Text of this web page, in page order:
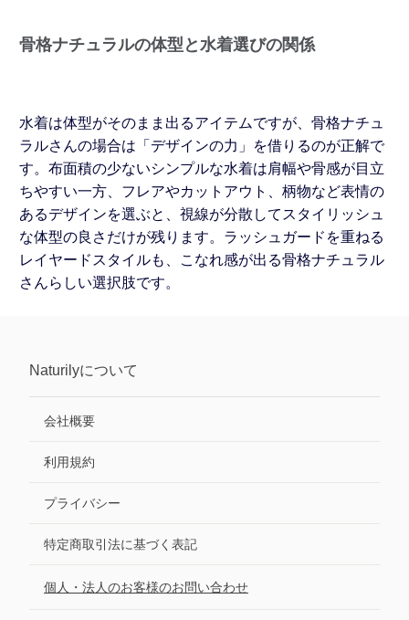
骨格ナチュラルの体型と水着選びの関係
水着は体型がそのまま出るアイテムですが、骨格ナチュ
ラルさんの場合は「デザインの力」を借りるのが正解で
す。布面積の少ないシンプルな水着は肩幅や骨感が目立
ちやすい一方、フレアやカットアウト、柄物など表情の
あるデザインを選ぶと、視線が分散してスタイリッシュ
な体型の良さだけが残ります。ラッシュガードを重ねる
レイヤードスタイルも、こなれ感が出る骨格ナチュラル
さんらしい選択肢です。
Naturilyについて
会社概要
利用規約
プライバシー
特定商取引法に基づく表記
個人・法人のお客様のお問い合わせ